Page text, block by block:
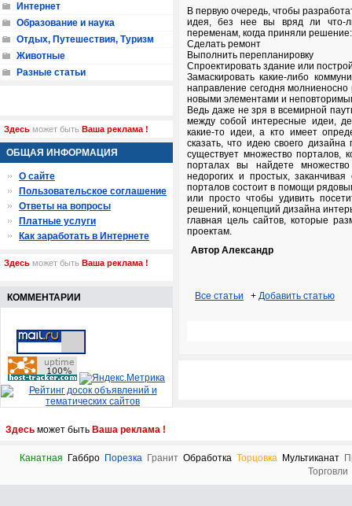
В первую очередь, чтобы
идея, без нее вы вряд ли что-
переменам, когда приняли решение:
Сделать ремонт
Выполнить перепланировку
Спроектировать здание или
Замаскировать какие-либо
направление сегодня молниеносно
новыми элементами и
Ведь даже не зря в всемирной
между собой интересные идеи,
какие-то идеи, а кто имеет
сказать, что идею своего
существует множество
порталах вы найдете
недорогих и простых,
порталов состоит в помощи
или просто чтобы удивить
решений, концепций дизайна
главная цель сайтов, которые
проектам.
Автор Александр
Все статьи + Добавить статью
Интернет
Образование и наука
Отдых, Путешествия, Туризм
Животные
Разные статьи
Здесь может быть Ваша реклама !
ОБЩАЯ ИНФОРМАЦИЯ
О сайте
Пользовательское соглашение
Ответы на вопросы
Платные услуги
Как заработать в Интернете
Здесь может быть Ваша реклама !
КОММЕНТАРИИ
Здесь может быть Ваша реклама !
Канатная Габбро Порезка Гранит Обработка Торцовка Мультиканат
Торговли